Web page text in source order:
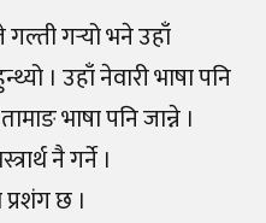
गल्ती गर्‍यो भने उहाँ
। उहाँ नेवारी भाषा पनि
भाषा पनि जान्ने ।
नै गर्ने ।
प्रशंग छ ।